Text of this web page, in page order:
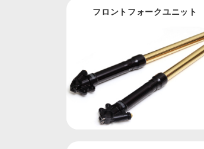
フロントフォークユニット